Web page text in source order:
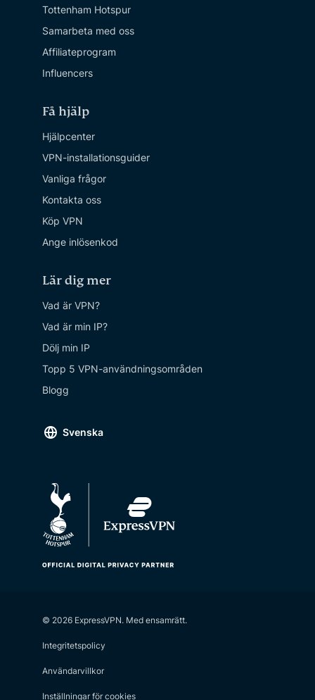
Tottenham Hotspur
Samarbeta med oss
Affiliateprogram
Influencers
Få hjälp
Hjälpcenter
VPN-installationsguider
Vanliga frågor
Kontakta oss
Köp VPN
Ange inlösenkod
Lär dig mer
Vad är VPN?
Vad är min IP?
Dölj min IP
Topp 5 VPN-användningsområden
Blogg
Svenska
© 2026 ExpressVPN. Med ensamrätt.
Integritetspolicy
Användarvillkor
Inställningar för cookies